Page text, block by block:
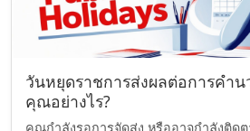
วันหยุดราชการส่งผลต่อการคำ
คุณอย่างไร?